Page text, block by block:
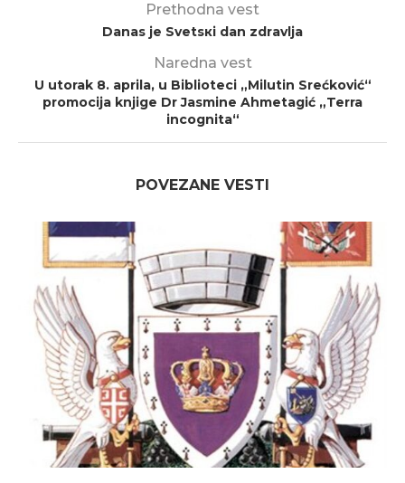
Prethodna vest
Danas je Svеtsкi dаn zdrаvljа
Naredna vest
U utorak 8. aprila, u Biblioteci „Milutin Srećković“
promocija knjige Dr Jasmine Ahmetagić „Terra
incognita“
POVEZANE VESTI